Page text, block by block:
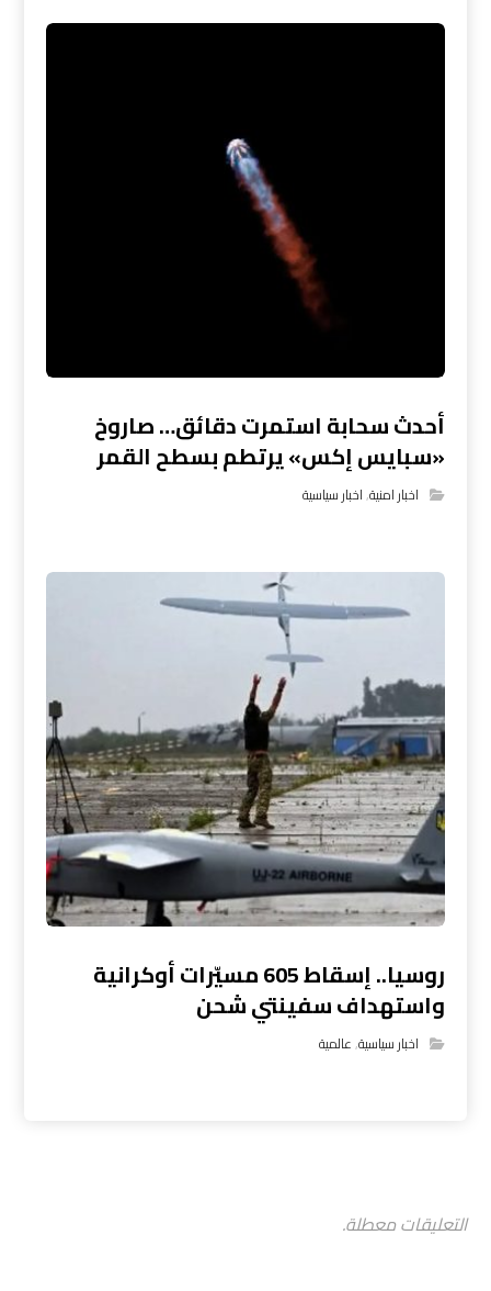
أحدث سحابة استمرت دقائق… صاروخ
«سبايس إكس» يرتطم بسطح القمر
اخبار امنية,اخبار سياسية
روسيا.. إسقاط 605 مسيّرات أوكرانية
واستهداف سفينتي شحن
اخبار سياسية,عالمية
التعليقات معطلة.